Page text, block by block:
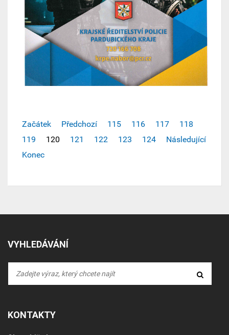
Začátek Předchozí 115 116 117
118
119
120 121 122 123 124
Následující
Konec
VYHLEDÁVÁNÍ
KONTAKTY